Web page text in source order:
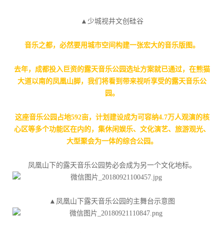
▲少城视井文创硅谷
音乐之都，必然要用城市空间构建一张宏大的音乐版图。
去年，成都投入巨资的露天音乐公园选址方案就已通过，在熊猫
大道以南的凤凰山脚，我们将看到带来视听享受的露天音乐公
园。
这座音乐公园占地592亩，计划建设成为可容纳4.7万人观演的核
心区等多个功能区在内的，集休闲娱乐、文化演艺、旅游观光、
大型聚会为一体的综合公园。
凤凰山下的露天音乐公园势必会成为另一个文化地标。
▲凤凰山下露天音乐公园的主舞台示意图